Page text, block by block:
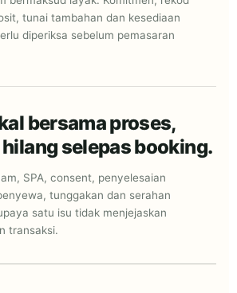
tunai tambahan dan kesediaan
diperiksa sebelum pemasaran
bersama proses,
selepas booking.
SPA, consent, penyelesaian
tunggakan dan serahan
satu isu tidak menjejaskan
transaksi.